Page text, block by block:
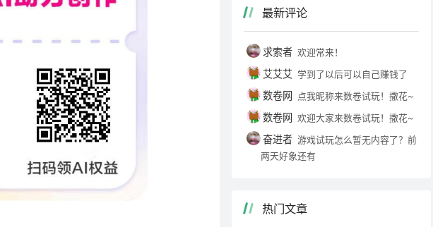
最新评论
求索者 欢迎常来！
艾艾艾 学到了以后可以自己赚钱了
数卷网 点我昵称来数卷试玩！撒花~
数卷网 欢迎大家来数卷试玩！撒花~
奋进者 游戏试玩怎么暂无内容了？前
两天好象还有
热门文章